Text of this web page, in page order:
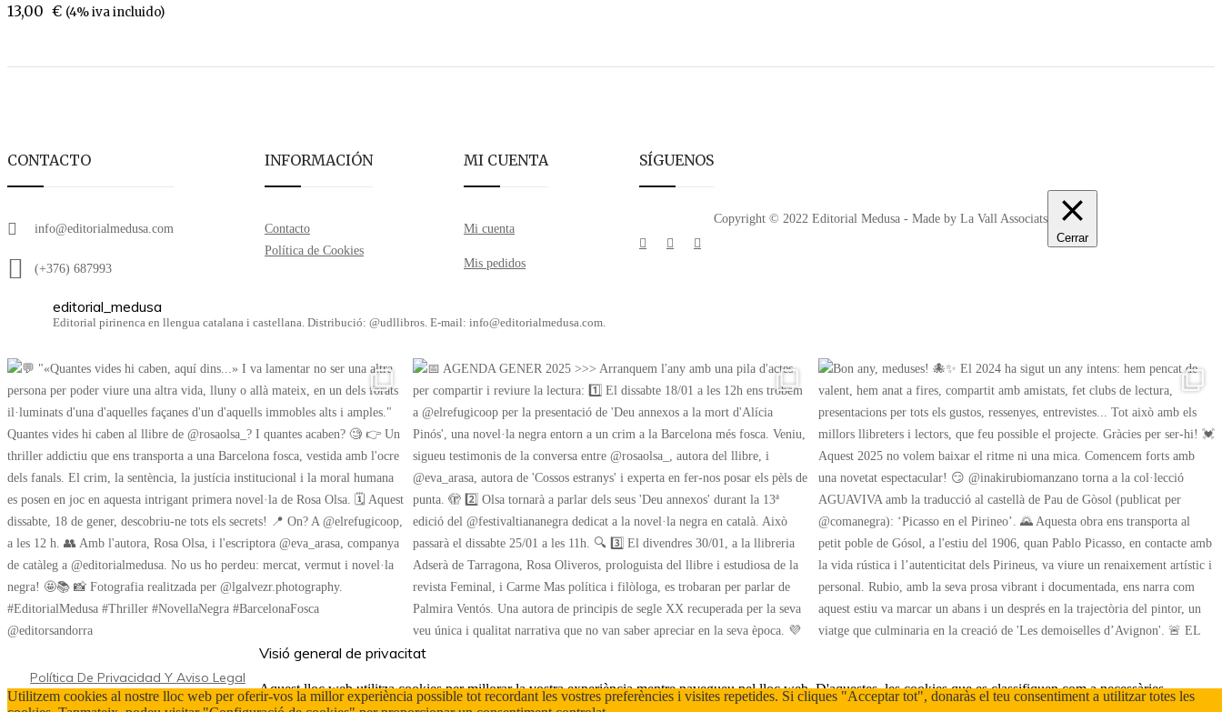
13,00 € (4% iva incluido)
CONTACTO
info@editorialmedusa.com
(+376) 687993
INFORMACIÓN
Contacto
Política de Cookies
MI CUENTA
Mi cuenta
Mis pedidos
SÍGUENOS
Copyright © 2022 Editorial Medusa - Made by La Vall Associats
editorial_medusa
Editorial pirinenca en llengua catalana i castellana. Distribució: @udllibros. E-mail: info@editorialmedusa.com.
Política De Privacidad Y Aviso Legal
Utilitzem cookies al nostre lloc web per oferir-vos la millor experiència possible tot recordant les vostres preferències i visites repetides. Si cliques "Acceptar tot", donaràs el teu consentiment a utilitzar totes les
Cerrar
Visió general de privacitat
Aquest lloc web utilitza cookies per millorar la vostra experiència mentre navegueu pel lloc web. D'aquestes, les cookies que es classifiquen com a necessàries
s'emmagatzemen al vostre navegador, ja que són essencials per al funcionament de les funci ...